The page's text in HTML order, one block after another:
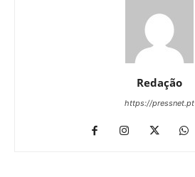
Redação
https://pressnet.pt